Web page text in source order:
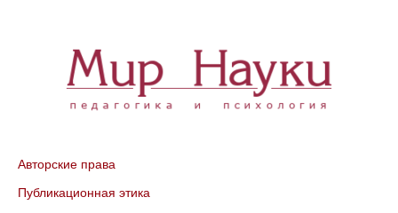
Авторские права
Публикационная этика